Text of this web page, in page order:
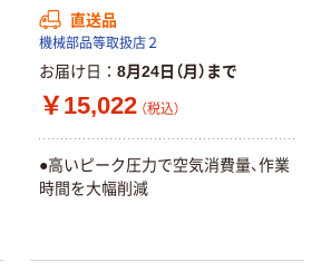
直送品
機械部品等取扱店２
お届け日 8月24日（月）まで
￥15,022 （税込）
●高いピーク圧力で空気消費量、作業
時間を大幅削減